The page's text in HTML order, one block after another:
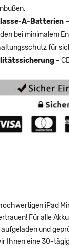
A-Batterien –
bei minimalem
für
–
iPad
Für alle
und
Ihnen eine 30-